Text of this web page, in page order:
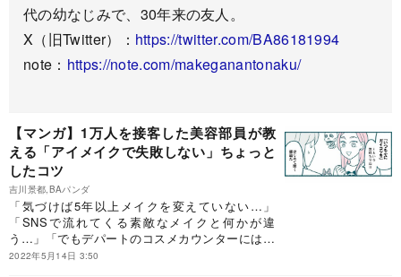
代の幼なじみで、30年来の友人。
X（旧Twitter）： https://twitter.com/BA86181994
note： https://note.com/makeganantonaku/
【マンガ】1万人を接客した美容部員が教
える「アイメイクで失敗しない」ちょっと
したコツ
吉川景都,BAパンダ
「気づけば5年以上メイクを変えていない…」
「SNSで流れてくる素敵なメイクと何かが違
う…」「でもデパートのコスメカウンターには行
きづらい…」メイクに違和感を抱えつつ、つい時
2022年5月14日 3:50